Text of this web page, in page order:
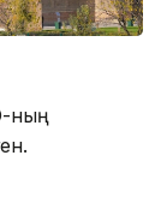
ның